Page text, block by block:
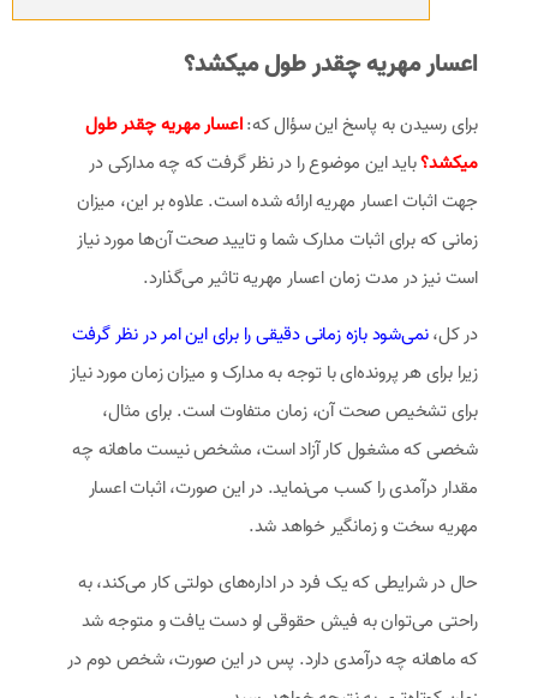
اعسار مهریه چقدر طول میکشد؟
برای رسیدن به پاسخ این سؤال که:اعسار مهریه چقدر طول
میکشد؟باید این موضوع را در نظر گرفت که چه مدارکی در
جهت اثبات اعسار مهریه ارائه شده است. علاوه بر این، میزان
زمانی که برای اثبات مدارک شما و تایید صحت آن‌ها مورد نیاز
است نیز در مدت زمان اعسار مهریه تاثیر می‌گذارد.
در کل،نمی‌شود بازه زمانی دقیقی را برای این امر در نظر گرفت
زیرا برای هر پرونده‌ای با توجه به مدارک و میزان زمان مورد نیاز
برای تشخیص صحت آن، زمان متفاوت است. برای مثال،
شخصی که مشغول کار آزاد است، مشخص نیست ماهانه چه
مقدار درآمدی را کسب می‌نماید. در این صورت، اثبات اعسار
مهریه سخت و زمانگیر خواهد شد.
حال در شرایطی که یک فرد در اداره‌های دولتی کار می‌کند، به
راحتی می‌توان به فیش حقوقی او دست یافت و متوجه شد
که ماهانه چه درآمدی دارد. پس در این صورت، شخص دوم در